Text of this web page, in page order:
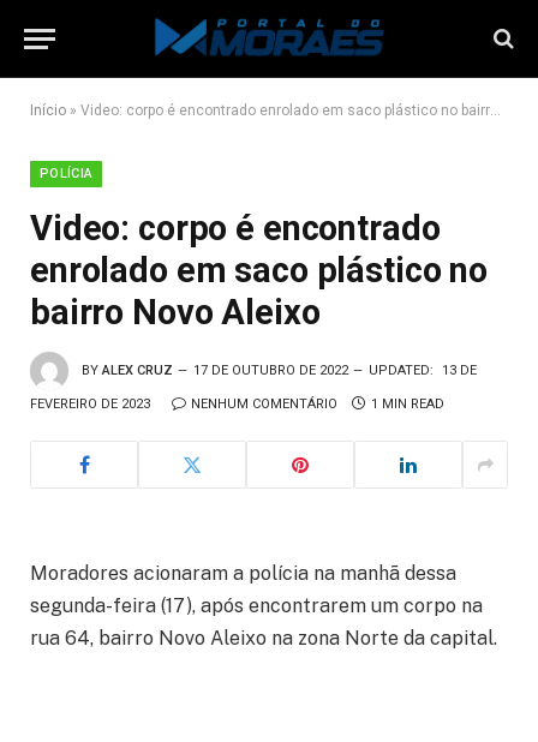
Início » Video: corpo é encontrado enrolado em saco plástico no bairro Novo Aleixo
POLÍCIA
Video: corpo é encontrado
enrolado em saco plástico no
bairro Novo Aleixo
BY ALEX CRUZ 17 DE OUTUBRO DE 2022 UPDATED: 13 DE
FEVEREIRO DE 2023 NENHUM COMENTÁRIO 1 MIN READ
Moradores acionaram a polícia na manhã dessa
segunda-feira (17), após encontrarem um corpo na
rua 64, bairro Novo Aleixo na zona Norte da capital.